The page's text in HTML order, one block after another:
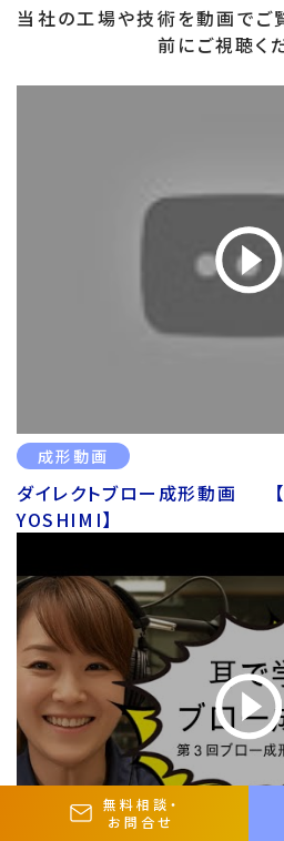
当社の工場や技術を動画でご
前にご視聴く
成形動画
ダイレクトブロー成形動画 【
YOSHIMI】
無料相談 ・
お問合せ